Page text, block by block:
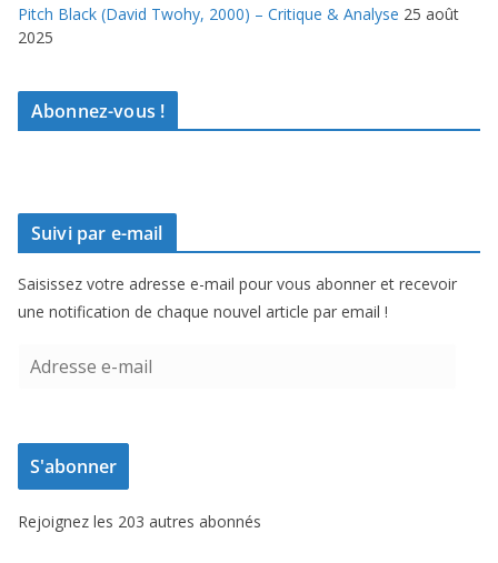
Pitch Black (David Twohy, 2000) – Critique & Analyse 25 août
2025
Abonnez-vous !
Suivi par e-mail
Saisissez votre adresse e-mail pour vous abonner et recevoir
une notification de chaque nouvel article par email !
e
s
e
S'abonner
Rejoignez les 203 autres abonnés